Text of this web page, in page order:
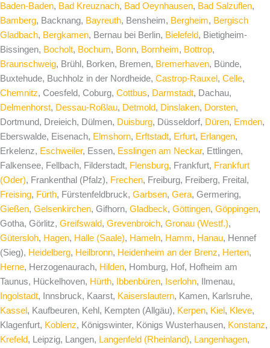
Baden-Baden, Bad Kreuznach, Bad Oeynhausen, Bad Salzuflen,
Bamberg, Backnang, Bayreuth, Bensheim, Bergheim, Bergisch
Gladbach, Bergkamen, Bernau bei Berlin, Bielefeld, Bietigheim-
Bissingen, Bocholt, Bochum, Bonn, Bornheim, Bottrop,
Braunschweig, Brühl, Borken, Bremen, Bremerhaven, Bünde,
Buxtehude, Buchholz in der Nordheide, Castrop-Rauxel, Celle,
Chemnitz, Coesfeld, Coburg, Cottbus, Darmstadt, Dachau,
Delmenhorst, Dessau-Roßlau, Detmold, Dinslaken, Dorsten,
Dortmund, Dreieich, Dülmen, Duisburg, Düsseldorf, Düren, Emden,
Eberswalde, Eisenach, Elmshorn, Erftstadt, Erfurt, Erlangen,
Erkelenz, Eschweiler, Essen, Esslingen am Neckar, Ettlingen,
Falkensee, Fellbach, Filderstadt, Flensburg, Frankfurt, Frankfurt
(Oder), Frankenthal (Pfalz), Frechen, Freiburg, Freiberg, Freital,
Freising, Fürth, Fürstenfeldbruck, Garbsen, Gera, Germering,
Gießen, Gelsenkirchen, Gifhorn, Gladbeck, Göttingen, Göppingen,
Gotha, Görlitz, Greifswald, Grevenbroich, Gronau (Westf.),
Gütersloh, Hagen, Halle (Saale), Hameln, Hamm, Hanau, Hennef
(Sieg), Heidelberg, Heilbronn, Heidenheim an der Brenz, Herten,
Herne, Herzogenaurach, Hilden, Homburg, Hof, Hofheim am
Taunus, Hückelhoven, Hürth, Ibbenbüren, Iserlohn, Ilmenau,
Ingolstadt, Innsbruck, Kaarst, Kaiserslautern, Kamen, Karlsruhe,
Kassel, Kaufbeuren, Kehl, Kempten (Allgäu), Kerpen, Kiel, Kleve,
Klagenfurt, Koblenz, Königswinter, Königs Wusterhausen, Konstanz,
Krefeld, Leipzig, Langen, Langenfeld (Rheinland), Langenhagen,